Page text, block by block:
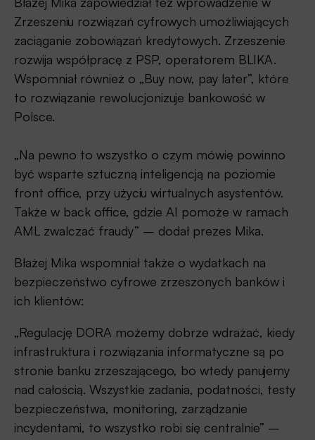
Zrzeszeniu rozwiązań cyfrowych umożliwiających
zaciąganie zobowiązań kredytowych. Zrzeszenie
rozwija współpracę z PSP, operatorem BLIKA.
Wspomniał również o „Buy now, pay later”, które
to rozwiązanie rewolucjonizuje bankowość w
Polsce.
„Na pewno to wszystko o czym mówię powinno
być wsparte sztuczną inteligencją na poziomie
front office, przy użyciu wirtualnych asystentów.
Także w back office, gdzie AI pomoże w ramach
AML zwalczać fraudy” – dodał prezes Mika.
Błażej Mika wspomniał także o wydatkach na
bezpieczeństwo cyfrowe zrzeszonych banków i
ich klientów:
„Regulację DORA możemy dobrze wdrażać, kiedy
infrastruktura i rozwiązania informatyczne są po
stronie banku zrzeszającego, bo wtedy panujemy
nad całością. Wszystkie zadania, podatności, testy
bezpieczeństwa, monitoring, zarządzanie
incydentami, to wszystko robi się centralnie” –